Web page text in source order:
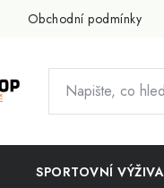
Obchodní podmínky
SPORTOVNÍ VÝŽIVA